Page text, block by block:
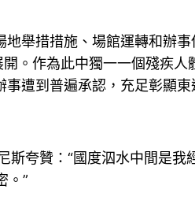
地舉措措施、場館運轉和辦
開。作為此中獨一一個殘疾
遭到普遍承認，充足彰顯東
夸贊：“國度泅水中間是我
。”